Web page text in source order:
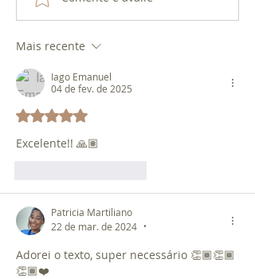
FRUTA DE 2025
Mais recente
Iago Emanuel
04 de fev. de 2025
Avaliado com 5 de 5 estrelas.
Excelente!! 🙏🏽
Patricia Martiliano
22 de mar. de 2024
•
Adorei o texto, super necessário 👏🏾👏🏾
👏🏾❤️